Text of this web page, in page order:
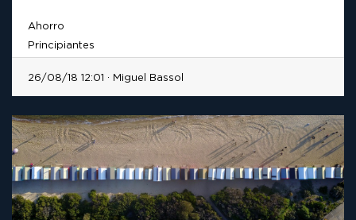
Ahorro
Principiantes
26/08/18 12:01 · Miguel Bassol